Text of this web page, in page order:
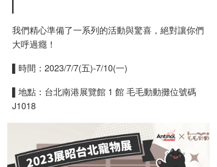
我們精心準備了一系列的活動與驚喜，絕對讓你們
大呼過癮！
▌時間：2023/7/7(五)-7/10(一)
▌地點：台北南港展覽館 1 館 毛毛動動攤位號碼
J1018